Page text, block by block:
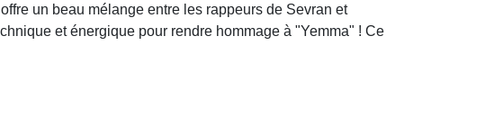
un beau mélange entre les rappeurs de Sevran et
et énergique pour rendre hommage à "Yemma" ! Ce